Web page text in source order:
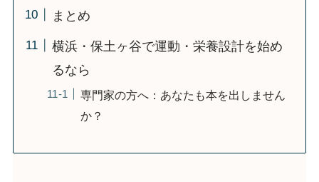
まとめ
横浜・保土ヶ谷で運動・栄養設計を始め
るなら
専門家の方へ：あなたも本を出しません
か？